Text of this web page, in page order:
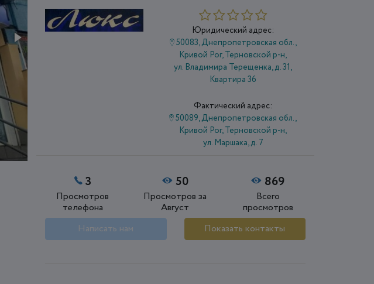
Юридический адрес:
50083, Днепропетровская обл.,
Кривой Рог, Терновской р-н,
ул. Владимира Терещенка, д. 31,
Квартира 36
Фактический адрес:
50089, Днепропетровская обл.,
Кривой Рог, Терновской р-н,
ул. Маршака, д. 7
3
Просмотров
телефона
50
Просмотров за
Август
869
Всего
просмотров
Написать нам
Показать контакты